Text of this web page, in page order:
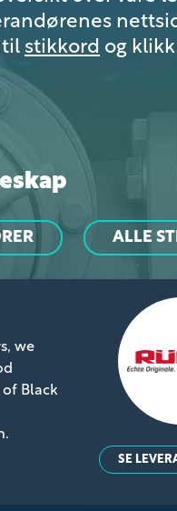
til stikkord og
ALLE
we
Black
SE